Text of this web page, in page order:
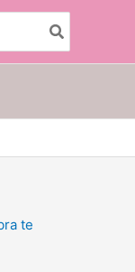
te